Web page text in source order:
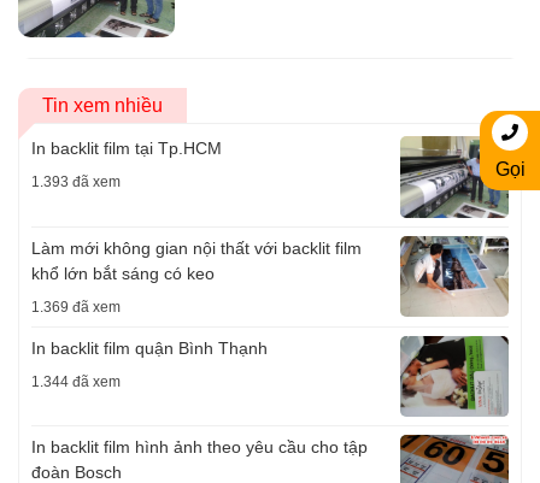
Tin xem nhiều
In backlit film tại Tp.HCM
1.393 đã xem
Làm mới không gian nội thất với backlit film
khổ lớn bắt sáng có keo
1.369 đã xem
In backlit film quận Bình Thạnh
1.344 đã xem
In backlit film hình ảnh theo yêu cầu cho tập
đoàn Bosch
Gọi